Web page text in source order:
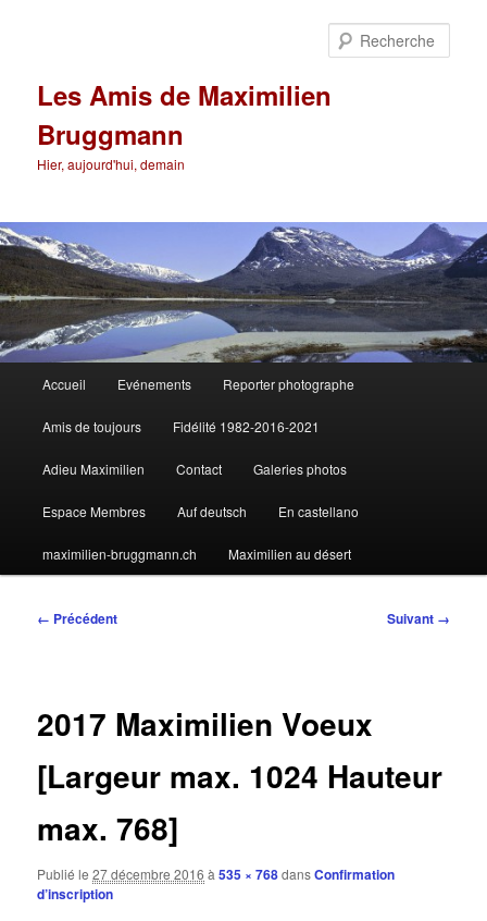
Les Amis de Maximilien
Bruggmann
Hier, aujourd'hui, demain
principal
Accueil Evénements Reporter photographe
Amis de toujours Fidélité 1982-2016-2021
Adieu Maximilien Contact Galeries photos
Espace Membres Auf deutsch En castellano
maximilien-bruggmann.ch Maximilien au désert
Navigation
← Précédent Suivant →
2017 Maximilien Voeux
[Largeur max. 1024 Hauteur
max. 768]
Publié le27 décembre 2016 à535 × 768dansConfirmation
d’inscription